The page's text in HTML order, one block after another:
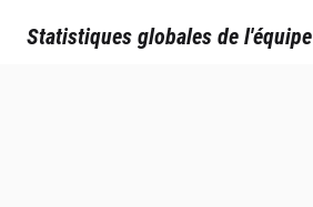
Statistiques globales de l'équipe